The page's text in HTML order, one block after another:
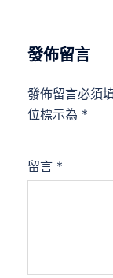
發佈留言
發佈留言必須
位標示為 *
留言 *